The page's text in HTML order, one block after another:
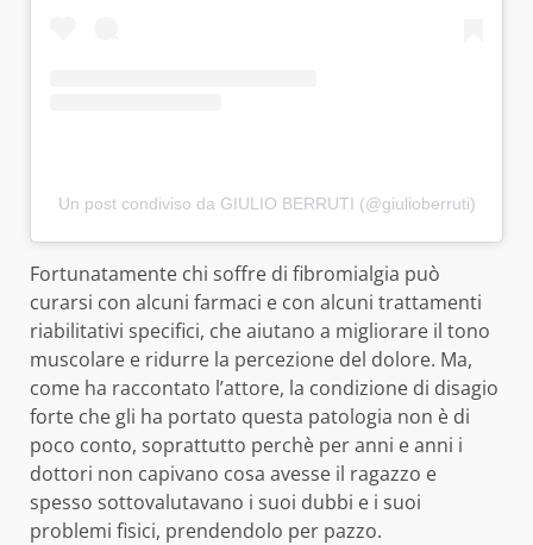
Un post condiviso da GIULIO BERRUTI (@giulioberruti)
Fortunatamente chi soffre di fibromialgia può
curarsi con alcuni farmaci e con alcuni trattamenti
riabilitativi specifici, che aiutano a migliorare il tono
muscolare e ridurre la percezione del dolore. Ma,
come ha raccontato l’attore, la condizione di disagio
forte che gli ha portato questa patologia non è di
poco conto, soprattutto perchè per anni e anni i
dottori non capivano cosa avesse il ragazzo e
spesso sottovalutavano i suoi dubbi e i suoi
problemi fisici, prendendolo per pazzo.